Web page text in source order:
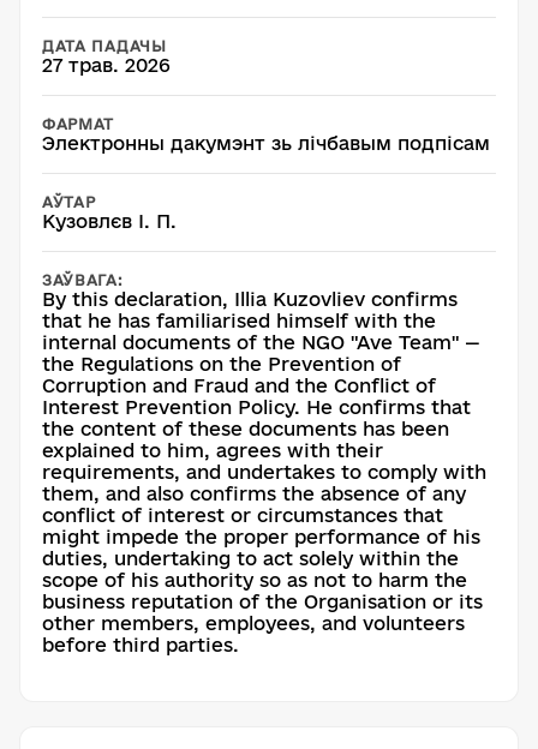
ДАТА ПАДАЧЫ
27 трав. 2026
ФАРМАТ
Электронны дакумэнт зь лічбавым подпісам
АЎТАР
Кузовлєв І. П.
ЗАЎВАГА:
By this declaration, Illia Kuzovliev confirms
that he has familiarised himself with the
internal documents of the NGO "Ave Team" —
the Regulations on the Prevention of
Corruption and Fraud and the Conflict of
Interest Prevention Policy. He confirms that
the content of these documents has been
explained to him, agrees with their
requirements, and undertakes to comply with
them, and also confirms the absence of any
conflict of interest or circumstances that
might impede the proper performance of his
duties, undertaking to act solely within the
scope of his authority so as not to harm the
business reputation of the Organisation or its
other members, employees, and volunteers
before third parties.